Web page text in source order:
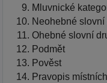
Mluvnické
Neohebné slovní
Ohebné slovní
Podmět
Pověst
Pravopis